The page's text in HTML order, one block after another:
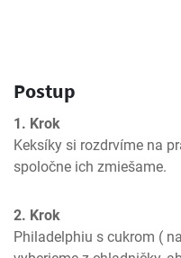
Postup
1. Krok
Keksíky si rozdrvíme na
spoločne ich zmiešame.
2. Krok
Philadelphiu s cukrom (